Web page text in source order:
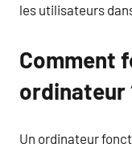
les utilisateurs
Comment
ordinateur
Un ordinateur